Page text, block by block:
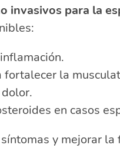
invasivos para la
fortalecer la
en casos
y mejorar